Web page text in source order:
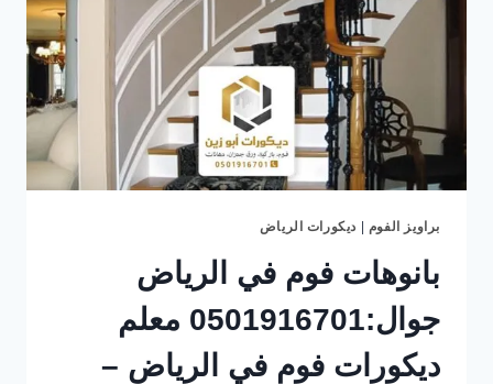
براويز الفوم | ديكورات الرياض
بانوهات فوم في الرياض
جوال:0501916701 معلم
ديكورات فوم في الرياض –